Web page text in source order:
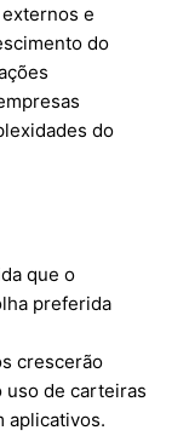
e
do
do
que o
preferida
crescerão
uso de carteiras
aplicativos.